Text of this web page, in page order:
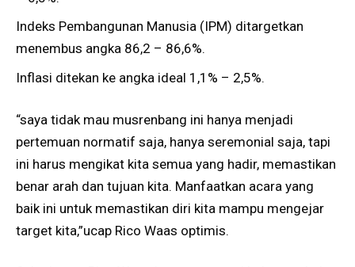
Indeks Pembangunan Manusia (IPM) ditargetkan
menembus angka 86,2 – 86,6%.
Inflasi ditekan ke angka ideal 1,1% – 2,5%.
“saya tidak mau musrenbang ini hanya menjadi
pertemuan normatif saja, hanya seremonial saja, tapi
ini harus mengikat kita semua yang hadir, memastikan
benar arah dan tujuan kita. ​Manfaatkan acara yang
baik ini untuk memastikan diri kita mampu mengejar
target kita,”ucap Rico Waas optimis.